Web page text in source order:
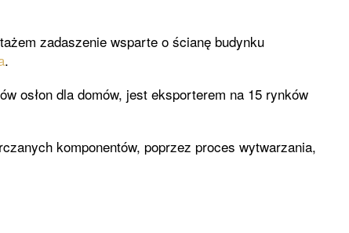
zadaszenie wsparte o ścianę budynku
.
osłon dla domów, jest eksporterem na 15 rynków
komponentów, poprzez proces wytwarzania,